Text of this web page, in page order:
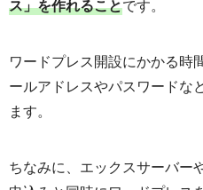
ス」を作れることです。
ワードプレス開設にかかる時
ールアドレスやパスワードな
ます。
ちなみに、エックスサーバー